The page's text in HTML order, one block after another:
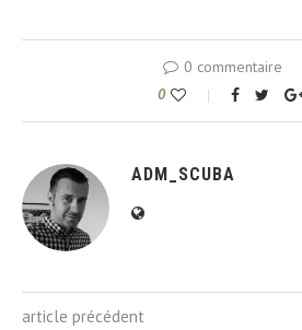
0 commentaire
0
ADM_SCUBA
article précédent